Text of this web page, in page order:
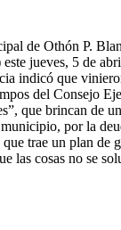
de Othón P.
jueves, 5 de
indicó que
del Consejo
que brincan
por la
trae un plan
cosas no se